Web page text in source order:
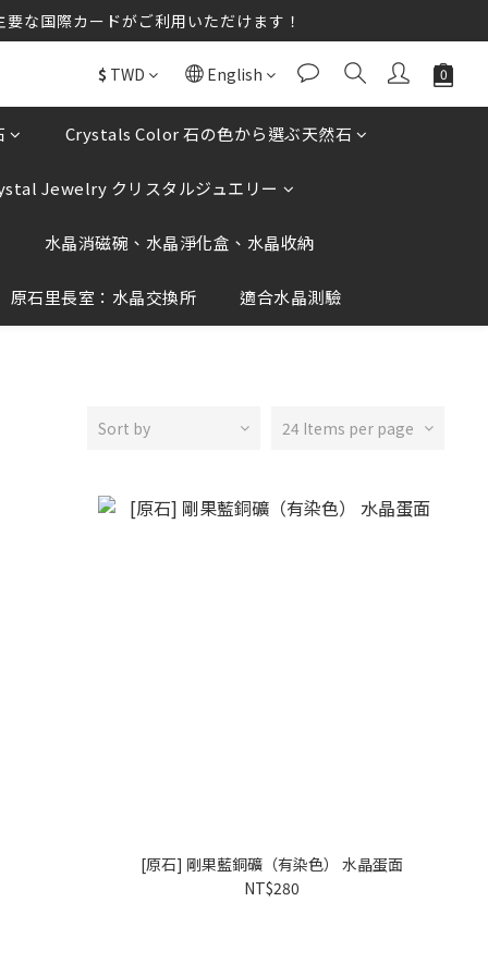
際カードがご利用いただけます！
際カードがご利用いただけます！
click on any unknown links.
国際カードがご利用いただけます！
$ TWD English
Crystals Color 石の色から選ぶ天然石
Jewelry クリスタルジュエリー
水晶消磁碗、水晶淨化盒、水晶收納
原石里長室：水晶交換所 適合水晶測驗
Sort by 24 Items per page
[原石] 剛果藍銅礦（有染色） 水晶蛋面
NT$280